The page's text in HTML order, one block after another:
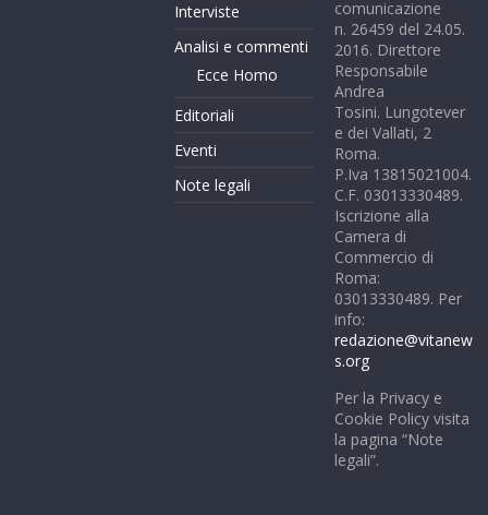
Interviste
Analisi e commenti
Ecce Homo
Editoriali
Eventi
Note legali
comunicazione
n. 26459 del 24.05.
2016. Direttore
Responsabile
Andrea
Tosini. Lungotever
e dei Vallati, 2
Roma.
P.Iva 13815021004.
C.F. 03013330489.
Iscrizione alla
Camera di
Commercio di
Roma:
03013330489. Per
info:
redazione@vitanew
s.org
Per la Privacy e
Cookie Policy visita
la pagina “Note
legali”.